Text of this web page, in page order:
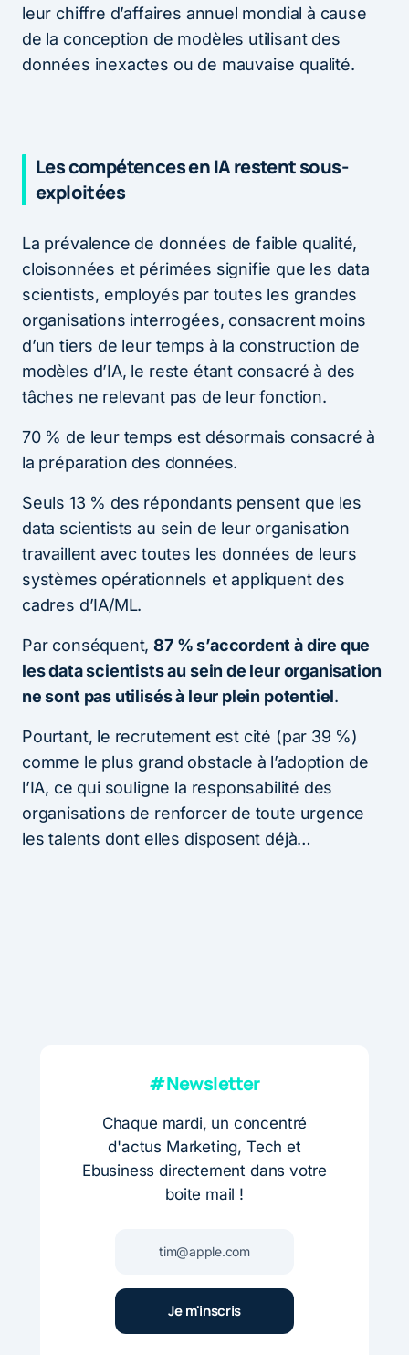
leur chiffre d’affaires annuel mondial à cause
de la conception de modèles utilisant des
données inexactes ou de mauvaise qualité.
Les compétences en IA restent sous-
exploitées
La prévalence de données de faible qualité,
cloisonnées et périmées signifie que les data
scientists, employés par toutes les grandes
organisations interrogées, consacrent moins
d’un tiers de leur temps à la construction de
modèles d’IA, le reste étant consacré à des
tâches ne relevant pas de leur fonction.
70 % de leur temps est désormais consacré à
la préparation des données.
Seuls 13 % des répondants pensent que les
data scientists au sein de leur organisation
travaillent avec toutes les données de leurs
systèmes opérationnels et appliquent des
cadres d’IA/ML.
Par conséquent,87 % s’accordent à dire que
les data scientists au sein de leur organisation
ne sont pas utilisés à leur plein potentiel.
Pourtant, le recrutement est cité (par 39 %)
comme le plus grand obstacle à l’adoption de
l’IA, ce qui souligne la responsabilité des
organisations de renforcer de toute urgence
les talents dont elles disposent déjà…
#Newsletter
Chaque mardi, un concentré
d'actus Marketing, Tech et
Ebusiness directement dans votre
boite mail !